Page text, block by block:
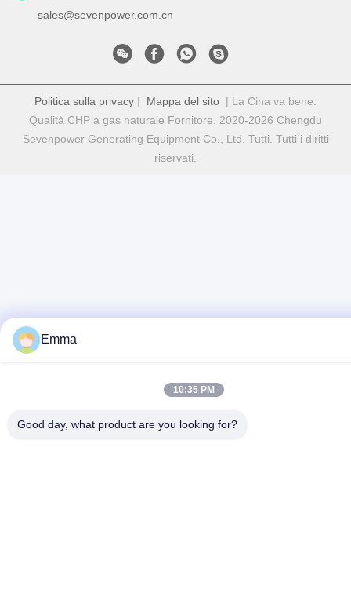
sales@sevenpower.com.cn
Politica sulla privacy | Mappa del sito | La Cina va bene.
Qualità CHP a gas naturale Fornitore. 2020-2026 Chengdu
Sevenpower Generating Equipment Co., Ltd. Tutti. Tutti i diritti
riservati.
Emma
10:35 PM
Good day, what product are you looking for?